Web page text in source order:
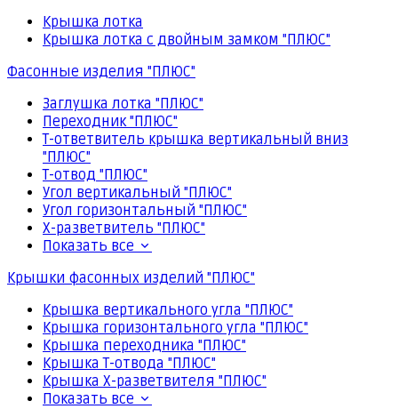
Крышка лотка
Крышка лотка с двойным замком "ПЛЮС"
Фасонные изделия "ПЛЮС"
Заглушка лотка "ПЛЮС"
Переходник "ПЛЮС"
Т-ответвитель крышка вертикальный вниз
"ПЛЮС"
Т-отвод "ПЛЮС"
Угол вертикальный "ПЛЮС"
Угол горизонтальный "ПЛЮС"
Х-разветвитель "ПЛЮС"
Показать все
Крышки фасонных изделий "ПЛЮС"
Крышка вертикального угла "ПЛЮС"
Крышка горизонтального угла "ПЛЮС"
Крышка переходника "ПЛЮС"
Крышка Т-отвода "ПЛЮС"
Крышка Х-разветвителя "ПЛЮС"
Показать все